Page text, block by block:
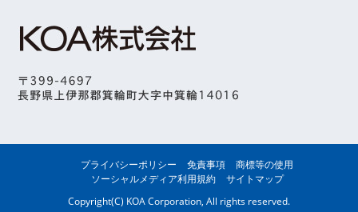
プライバシーポリシー 免責事項
商標等の使用
ソーシャルメディア利用規約
サイトマップ
Copyright(C) KOA Corporation, All rights reserved.